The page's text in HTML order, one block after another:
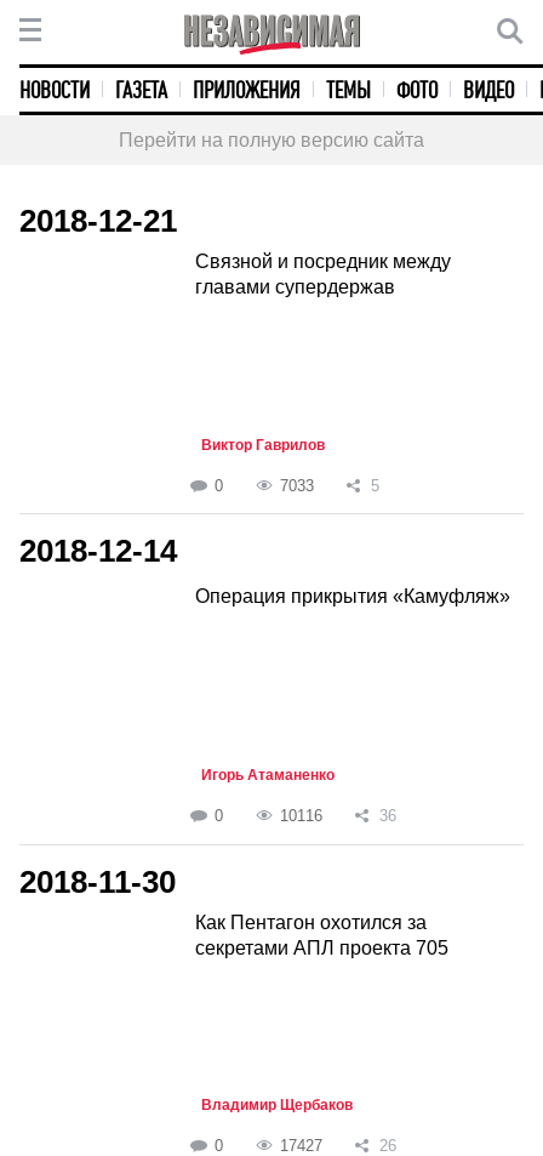
НОВОСТИ ГАЗЕТА ПРИЛОЖЕНИЯ ТЕМЫ ФОТО ВИДЕО
Перейти на полную версию сайта
2018-12-21
Связной и посредник между
главами супердержав
Виктор Гаврилов
0 7033 5
2018-12-14
Операция прикрытия «Камуфляж»
Игорь Атаманенко
0 10116 36
2018-11-30
Как Пентагон охотился за
секретами АПЛ проекта 705
Владимир Щербаков
0 17427 26